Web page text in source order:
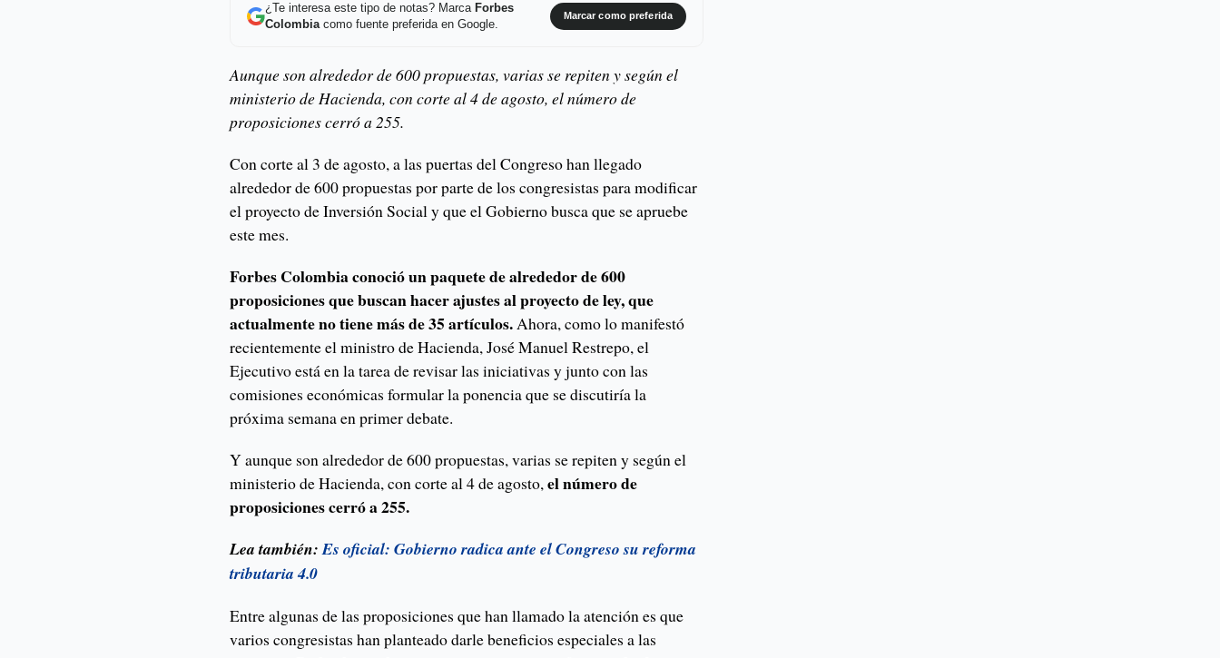
¿Te interesa este tipo de notas? Marca Forbes
Colombiacomo fuente preferida en Google.
Marcar como preferida
Aunque son alrededor de 600 propuestas, varias se repiten y según el
ministerio de Hacienda, con corte al 4 de agosto, el número de
proposiciones cerró a 255.
Con corte al 3 de agosto, a las puertas del Congreso han llegado
alrededor de 600 propuestas por parte de los congresistas para modificar
el proyecto de Inversión Social y que el Gobierno busca que se apruebe
este mes.
Forbes Colombia conoció un paquete de alrededor de 600
proposiciones que buscan hacer ajustes al proyecto de ley, que
actualmente no tiene más de 35 artículos.Ahora, como lo manifestó
recientemente el ministro de Hacienda, José Manuel Restrepo, el
Ejecutivo está en la tarea de revisar las iniciativas y junto con las
comisiones económicas formular la ponencia que se discutiría la
próxima semana en primer debate.
Y aunque son alrededor de 600 propuestas, varias se repiten y según el
ministerio de Hacienda, con corte al 4 de agosto,el número de
proposiciones cerró a 255.
Lea también:Es oficial: Gobierno radica ante el Congreso su reforma
tributaria4.0
Entre algunas de las proposiciones que han llamado la atención es que
varios congresistas han planteado darle beneficios especiales a las